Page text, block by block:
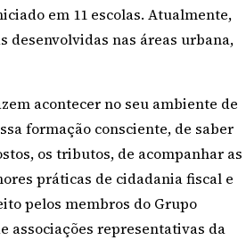
em 11 escolas. Atualmente,
desenvolvidas nas áreas urbana,
acontecer no seu ambiente de
formação consciente, de saber
os tributos, de acompanhar as
práticas de cidadania fiscal e
pelos membros do Grupo
associações representativas da